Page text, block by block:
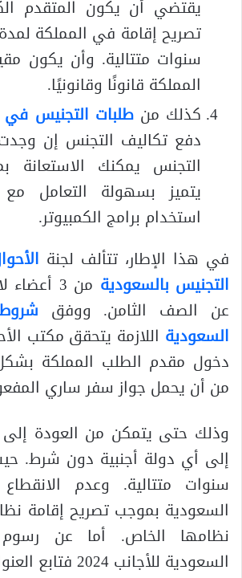
يقتضي أن يكون المتقدم
تصريح إقامة في المملكة
سنوات متتالية. وأن يكون
المملكة قانونًا وقانونيًا.
كذلك منطلبات التجنيس في
دفع تكاليف التجنس إن
التجنس يمكنك
يتميز بسهولة التعامل مع
استخدام برامج الكمبيوتر.
في هذا الإطار، تتألف لجنة
التجنيس بالسعودية
من 3
عن الصف الثامن. ووفق
السعودية اللازمة يتحقق مكتب
دخول مقدم الطلب المملكة
من أن يحمل جواز سفر ساري
وذلك حتى يتمكن من العودة
سنوات متتالية. وعدم
السعودية بموجب تصريح إقامة
نظامها الخاص. أما عن
السعودية للأجانب 2024 فتابع العنوان التالي!